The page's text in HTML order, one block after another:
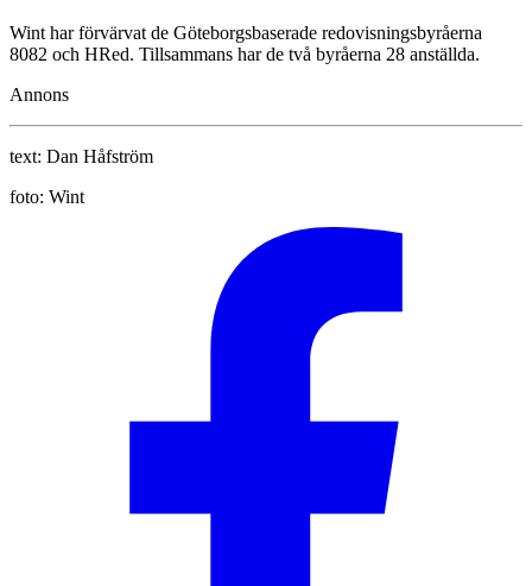
Wint har förvärvat de Göteborgsbaserade redovisningsbyråerna
8082 och HRed. Tillsammans har de två byråerna 28 anställda.
Annons
text: Dan Håfström
foto: Wint